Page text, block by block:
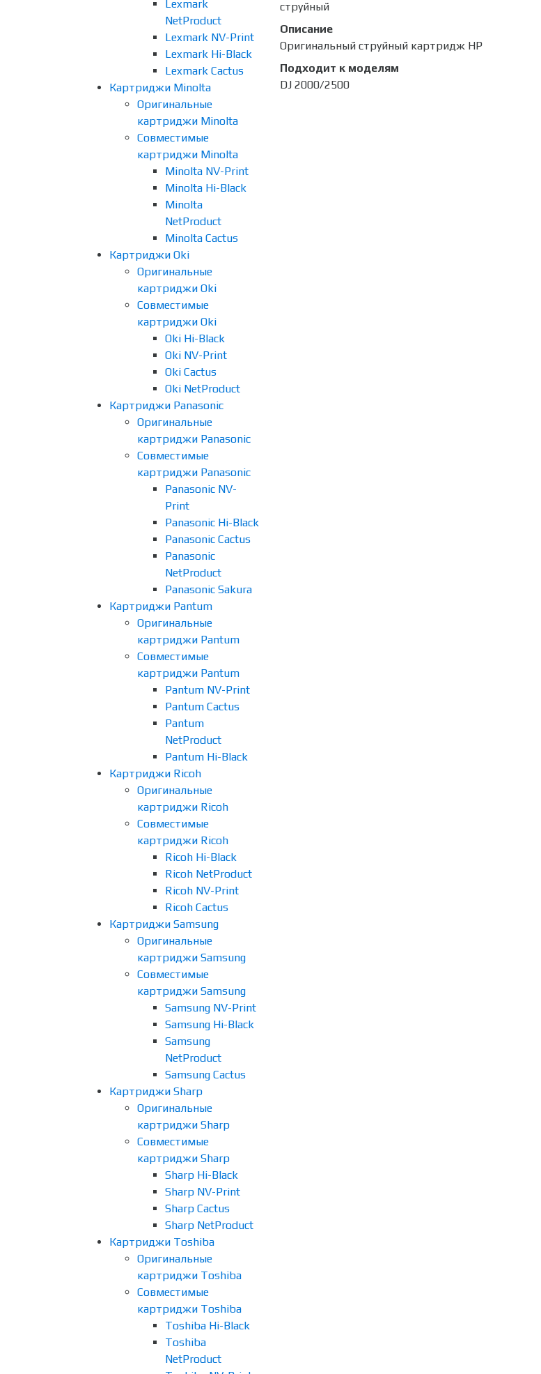
Lexmark
NetProduct
Lexmark NV-Print
Lexmark Hi-Black
Lexmark Cactus
Картриджи Minolta
Оригинальные
картриджи Minolta
Совместимые
картриджи Minolta
Minolta NV-Print
Minolta Hi-Black
Minolta
NetProduct
Minolta Cactus
Картриджи Oki
Оригинальные
картриджи Oki
Совместимые
картриджи Oki
Oki Hi-Black
Oki NV-Print
Oki Cactus
Oki NetProduct
Картриджи Panasonic
Оригинальные
картриджи Panasonic
Совместимые
картриджи Panasonic
Panasonic NV-
Print
Panasonic Hi-Black
Panasonic Cactus
Panasonic
NetProduct
Panasonic Sakura
Картриджи Pantum
Оригинальные
картриджи Pantum
Совместимые
картриджи Pantum
Pantum NV-Print
Pantum Cactus
Pantum
NetProduct
Pantum Hi-Black
Картриджи Ricoh
Оригинальные
картриджи Ricoh
Совместимые
картриджи Ricoh
Ricoh Hi-Black
Ricoh NetProduct
Ricoh NV-Print
Ricoh Cactus
Картриджи Samsung
Оригинальные
картриджи Samsung
Совместимые
картриджи Samsung
Samsung NV-Print
Samsung Hi-Black
Samsung
NetProduct
Samsung Cactus
Картриджи Sharp
Оригинальные
картриджи Sharp
Совместимые
картриджи Sharp
Sharp Hi-Black
Sharp NV-Print
Sharp Cactus
Sharp NetProduct
Картриджи Toshiba
Оригинальные
картриджи Toshiba
Совместимые
картриджи Toshiba
Toshiba Hi-Black
Toshiba
NetProduct
струйный
Описание
Оригинальный струйный картридж HP
Подходит к моделям
DJ 2000/2500